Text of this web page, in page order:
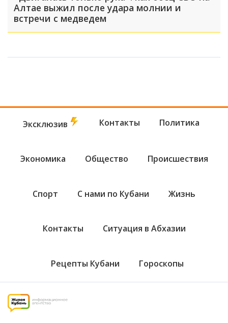
Алтае выжил после удара молнии и
встречи с медведем
Эксклюзив Контакты Политика
Экономика Общество Происшествия
Спорт С нами по Кубани Жизнь
Контакты Ситуация в Абхазии
Рецепты Кубани Гороскопы